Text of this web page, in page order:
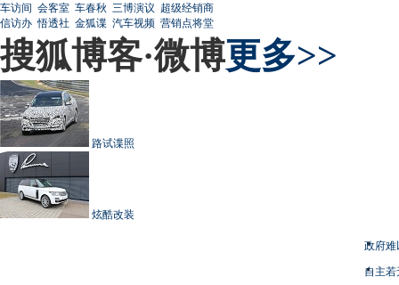
车访间 会客室 车春秋 三博演议 超级经销商
信访办 悟透社 金狐谍 汽车视频 营销点将堂
搜狐博客·微博更多>>
路试谍照
炫酷改装
政府难
自主